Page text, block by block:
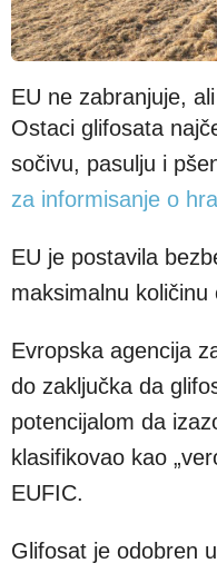
EU ne zabranjuje,
Ostaci glifosata
sočivu, pasulju i
za informisanje o
EU je postavila
maksimalnu
Evropska agencija
do zaključka da
potencijalom da
klasifikovao kao
EUFIC.
Glifosat je odobren